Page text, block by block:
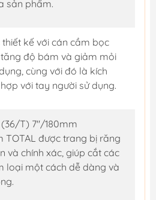
sản phẩm.
kế với cán cầm bọc
độ bám và giảm mỏi
cùng với đó là kích
với tay người sử dụng.
T) 7''/180mm
TOTAL được trang bị răng
và chính xác, giúp cắt các
loại một cách dễ dàng và